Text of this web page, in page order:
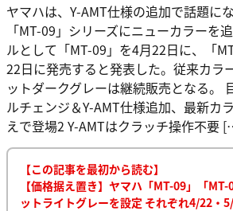
ヤマハは、Y-AMT仕様の追加で話題に
「MT-09」シリーズにニューカラーを
ルとして「MT-09」を4月22日に、「
22日に発売すると発表した。従来カラ
ットダークグレーは継続販売となる。
ルチェンジ＆Y-AMT仕様追加、最新カ
えで登場2 Y-AMTはクラッチ操作不要
【この記事を最初から読む】
【価格据え置き】ヤマハ「MT-09」「
ットライトグレーを設定 それぞれ4/22・